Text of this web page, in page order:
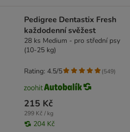
Pedigree Dentastix Fresh
každodenní svěžest
28 ks Medium - pro střední psy
(10-25 kg)
215 Kč
299 Kč / kg
204 Kč
Rating: 4.5/5 (549)